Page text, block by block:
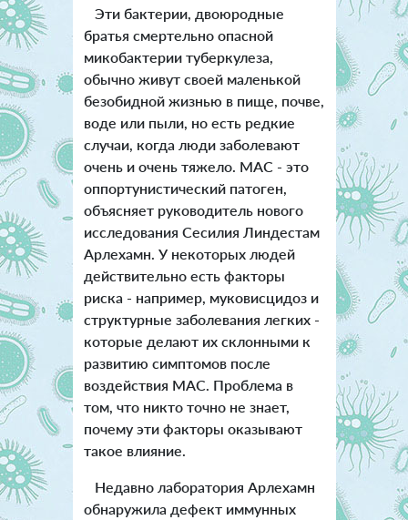
Эти бактерии, двоюродные
братья смертельно опасной
микобактерии туберкулеза,
обычно живут своей маленькой
безобидной жизнью в пище, почве,
воде или пыли, но есть редкие
случаи, когда люди заболевают
очень и очень тяжело. MAC - это
оппортунистический патоген,
объясняет руководитель нового
исследования Сесилия Линдестам
Арлехамн. У некоторых людей
действительно есть факторы
риска - например, муковисцидоз и
структурные заболевания легких -
которые делают их склонными к
развитию симптомов после
воздействия MAC. Проблема в
том, что никто точно не знает,
почему эти факторы оказывают
такое влияние.
Недавно лаборатория Арлехамн
обнаружила дефект иммунных